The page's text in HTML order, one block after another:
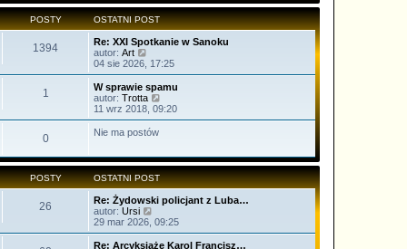
POSTY OSTATNI POST
1394
Re: XXI Spotkanie w Sanoku
autor: Art
y
ś
w
i
e
t
l
n
j
n
o
w
s
z
y
p
o
04 sie 2026, 17:25
1
W sprawie spamu
autor: Trotta
y
ś
t
l
n
j
n
o
w
11 wrz 2018, 09:20
0 Nie ma postów
POSTY OSTATNI POST
26
Re: Żydowski policjant z Luba…
autor: Ursi
y
ś
w
29 mar 2026, 09:25
Re: Arcyksiążę Karol Francisz…